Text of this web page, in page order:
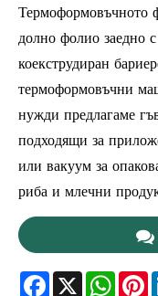
Термоформовъчното
долно фолио заедно
коекструдиран
термоформовъчни
нужди предлагаме
подходящи за
или вакуум за
риба и млечни
Facebook
X